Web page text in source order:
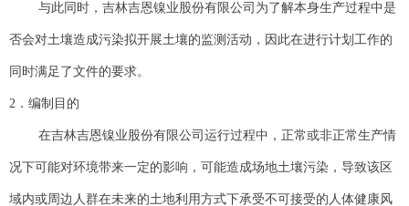
与此同时，吉林吉恩镍业股份有限公司为了解本身生产过程中是
否会对土壤造成污染拟开展土壤的监测活动，因此在进行计划工作的
同时满足了文件的要求。
2．编制目的
在吉林吉恩镍业股份有限公司运行过程中，正常或非正常生产情
况下可能对环境带来一定的影响，可能造成场地土壤污染，导致该区
域内或周边人群在未来的土地利用方式下承受不可接受的人体健康风